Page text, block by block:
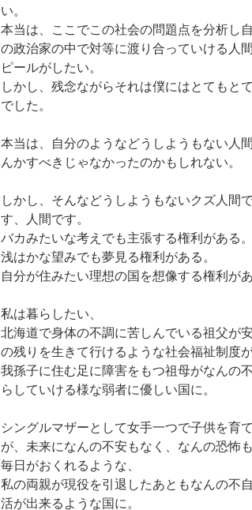
い。
本当は、ここでこの社会の問題点を分析し
の政治家の中で対等に渡り合っていける人
ピールがしたい。
しかし、残念ながらそれは僕にはとてもと
でした。
本当は、自分のようなどうしようもない人
んかすべきじゃなかったのかもしれない。
しかし、そんなどうしようもないクズ人間
す、人間です。
バカみたいな考えでも主張する権利がある。
浅はかな望みでも夢見る権利がある。
自分が住みたい理想の国を想像する権利があ
私は暮らしたい、
北海道で身体の不調に苦しんでいる祖父が
の残りを生きて行けるような社会福祉制度が
我孫子に住む足に障害をもつ祖母がなんの
らしていける様な弱者に優しい国に。
シングルマザーとして女手一つで子供を育
が、未来になんの不安もなく、なんの恐怖
毎日がおくれるような、
私の両親が現役を引退したあともなんの不
活が出来るような国に。